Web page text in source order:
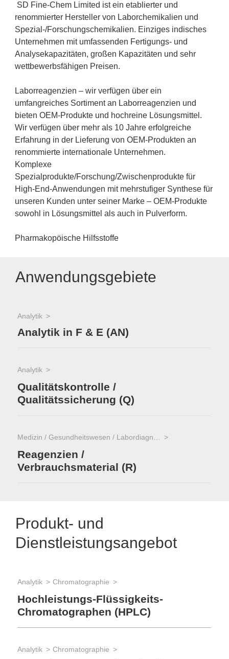
SD Fine-Chem Limited ist ein etablierter und
renommierter Hersteller von Laborchemikalien und
Spezial-/Forschungschemikalien. Einziges indisches
Unternehmen mit umfassenden Fertigungs- und
Analysekapazitäten, großen Kapazitäten und sehr
wettbewerbsfähigen Preisen.
Laborreagenzien – wir verfügen über ein
umfangreiches Sortiment an Laborreagenzien und
bieten OEM-Produkte und hochreine Lösungsmittel.
Wir verfügen über mehr als 10 Jahre erfolgreiche
Erfahrung in der Lieferung von OEM-Produkten an
renommierte internationale Unternehmen.
Komplexe
Spezialprodukte/Forschung/Zwischenprodukte für
High-End-Anwendungen mit mehrstufiger Synthese für
unseren Kunden unter seiner Marke – OEM-Produkte
sowohl in Lösungsmittel als auch in Pulverform.
Pharmakopöische Hilfsstoffe
Anwendungsgebiete
Analytik
Analytik in F & E (AN)
Analytik
Qualitätskontrolle /
Qualitätssicherung (Q)
Reagenzien /
Verbrauchsmaterial (R)
Produkt- und
Dienstleistungsangebot
Analytik Chromatographie
Hochleistungs-Flüssigkeits-
Chromatographen (HPLC)
Analytik Chromatographie